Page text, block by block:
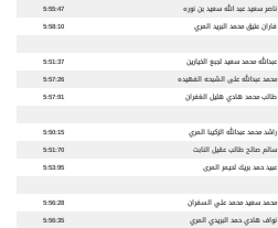
ناصر سعيد عبد الله سعيد بن نوره
5:55:47
فاران عتيق محمد البريد المري 5:58:10
عبدالله محمد سعيد لجبع الخيارين
5:51:37
محمد عبدالله على الشبحه الفهيده
5:57:26
طالب محمد هادي هليل الغفران 5:57:91
راشد محمد عبدالله الزكيبا المري
5:50:15
سالم صالح طالب عقيل النابت
5:51:70
عبيد حمد بريك لحيمر المرى 5:53:95
محمد سعيد محمد علي السفران
5:56:28
نواف هادي حمد البريدي المري
5:56:35